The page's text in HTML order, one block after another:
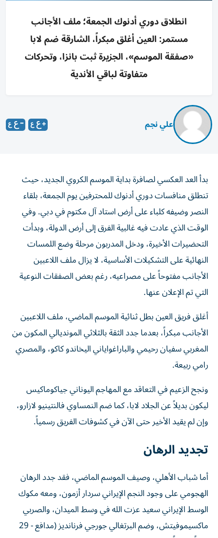
انطلاق دوري أدنوك الجمعة؛ ملف الأجانب
مستمر: العين أغلق مبكراً، الشارقة ضم لابا
«صفقة الموسم»، الجزيرة ثبت بانزا، وتحركات
متفاوتة لباقي الأندية
علي نجم
بدأ العد العكسي لصافرة بداية الموسم الكروي الجديد، حيث
تنطلق منافسات دوري أدنوك للمحترفين يوم الجمعة، بلقاء
النصر وضيفه كلباء على أرض استاد آل مكتوم في دبي. وفي
الوقت الذي عادت فيه غالبية الفرق إلى أرض الدولة، وبدأت
التحضيرات الأخيرة، ودخل المدربون مرحلة وضع اللمسات
النهائية على التشكيلات الأساسية، لا يزال ملف اللاعبين
الأجانب مفتوحاً على مصراعيه، رغم بعض الصفقات النوعية
التي تم الإعلان عنها.
أغلق فريق العين بطل ثنائية الموسم الماضي، ملف اللاعبين
الأجانب مبكراً، بعدما جدد الثقة بالثلاثي المونديالي المكون من
المغربي سفيان رحيمي والباراغواياني اليخاندو كاكو، والمصري
رامي ربيعة.
ونجح الزعيم في التعاقد مع المهاجم اليوناني جياكوماكيس
ليكون بديلاً عن الجلاد لابا، كما ضم النمساوي فالنتينيو لازارو،
وإن لم يقيد الأخير حتى الآن في كشوفات الفريق رسمياً.
تجديد الرهان
أما شباب الأهلي، وصيف الموسم الماضي، فقد جدد الرهان
الهجومي على وجود النجم الإيراني سردار أزمون، ومعه مكوك
الوسط الإيراني سعيد عزت الله في وسط الميدان، والصربي
ماكسيموفيتش، وضم البرتغالي جورجي فرنانديز (مدافع - 29